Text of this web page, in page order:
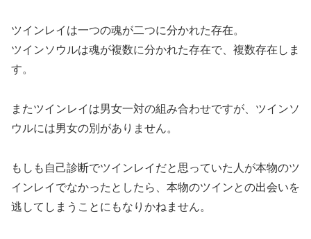
ツインレイは一つの魂が二つに分かれた存在。
ツインソウルは魂が複数に分かれた存在で、複数存在しま
す。
またツインレイは男女一対の組み合わせですが、ツインソ
ウルには男女の別がありません。
もしも自己診断でツインレイだと思っていた人が本物のツ
インレイでなかったとしたら、本物のツインとの出会いを
逃してしまうことにもなりかねません。